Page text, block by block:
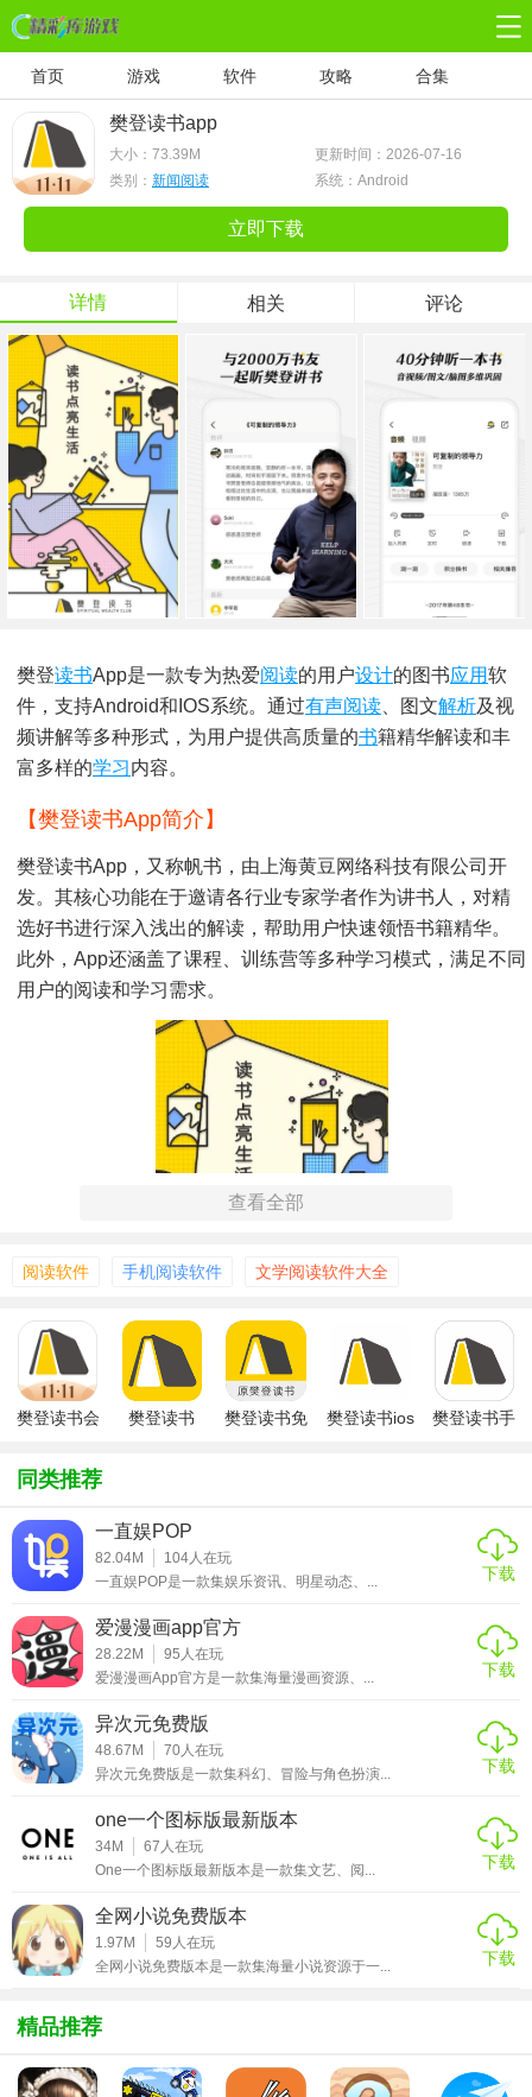
首页 游戏 软件 攻略 合集
樊登读书app
大小： 73.39M
更新时间：2026-07-16
类别： 新闻阅读 系统：Android
立即下载
详情 相关 评论
樊登读书App是一款专为热爱阅读的用户设计的图书应用软
件，支持Android和iOS系统。通过有声阅读 、图文解析及视
频讲解等多种形式，为用户提供高质量的书籍精华解读和丰
富多样的学习内容。
【樊登读书app简介】
樊登读书app，又称帆书，由上海黄豆网络科技有限公司开
发。其核心功能在于邀请各行业专家学者作为讲书人，对精
选好书进行深入浅出的解读，帮助用户快速领悟书籍精华。
此外，app还涵盖了课程、训练营等多种学习模式，满足不同
用户的阅读和学习需求。
1. 精选好书，专业解读：樊登读书app拥有专业的选书团队，
从海量书籍中甄选高分好书，并通过专家学者进行深度解
读，让用户轻松获取书中精华。
图文解析、视频讲解等多种形式，满足不同用户的阅读习惯
和喜好。
庭、职场、管理、创业、人文等多个领域，方便用户快速找
到感兴趣的内容。
4. 社交学习，共同成长：训练营等社群学习模式，让用户在
学习过程中相互陪伴、交流心得，共同成长。
1. 省时高效：每本书籍的解读平均用时约45分钟，让用户在
最短时间内获取最多知识。
2. 生动有趣：樊登等讲书人以其独特的幽默感和深入浅出的
查看全部
阅读软件 手机阅读软件 文学阅读软件大全
樊登读书会 樊登读书
樊登读书免
樊登读书ios
樊登读书手
同类推荐
一直娱POP
82.04M 104 人在玩
一直娱POP是一款集娱乐资讯、明星动态、...
下载
爱漫漫画app官方
28.22M 95 人在玩
爱漫漫画App官方是一款集海量漫画资源、...
下载
异次元免费版
48.67M 70 人在玩
异次元免费版是一款集科幻、冒险与角色扮演...
下载
one一个图标版最新版本
34M 67 人在玩
One一个图标版最新版本是一款集文艺、阅...
下载
全网小说免费版本
1.97M 59 人在玩
全网小说免费版本是一款集海量小说资源于一...
下载
精品推荐